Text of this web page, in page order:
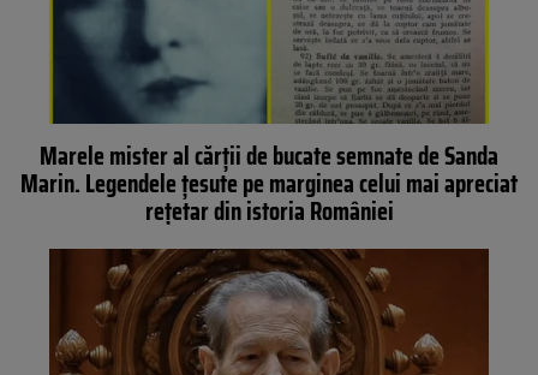
Marele mister al cărții de bucate semnate de Sanda
Marin. Legendele țesute pe marginea celui mai apreciat
rețetar din istoria României